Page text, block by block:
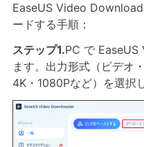
EaseUS Video
ードする手順：
ステップ1.PC で
ます。出力形式（ビデオ
4K・1080Pなど）を選択